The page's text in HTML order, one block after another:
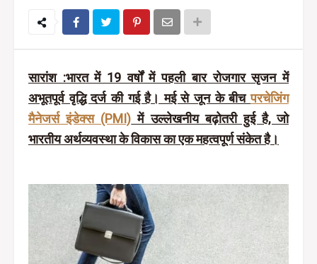
सारांश :भारत में 19 वर्षों में पहली बार रोजगार सृजन में
अभूतपूर्व वृद्धि दर्ज की गई है। मई से जून के बीचपरचेजिंग
मैनेजर्स इंडेक्स (PMI) में उल्लेखनीय बढ़ोतरी हुई है, जो
भारतीय अर्थव्यवस्था के विकास का एक महत्वपूर्ण संकेत है।